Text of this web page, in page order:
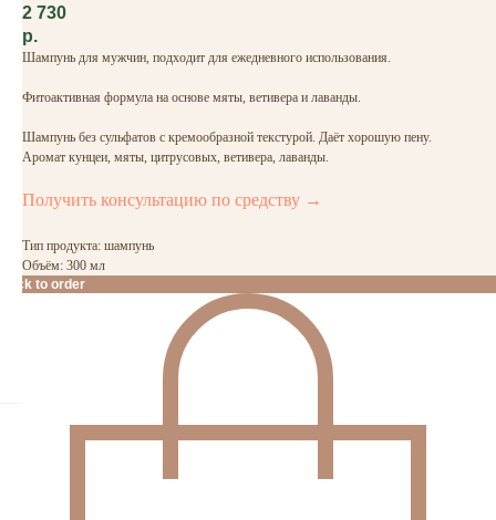
2 730
р.
Шампунь для мужчин, подходит для ежедневного использования.
Фитоактивная формула на основе мяты, ветивера и лаванды.
Шампунь без сульфатов с кремообразной текстурой. Даёт хорошую пену.
Аромат кунцеи, мяты, цитрусовых, ветивера, лаванды.
Получить консультацию по средству →
Тип продукта: шампунь
Объём: 300 мл
Click to order